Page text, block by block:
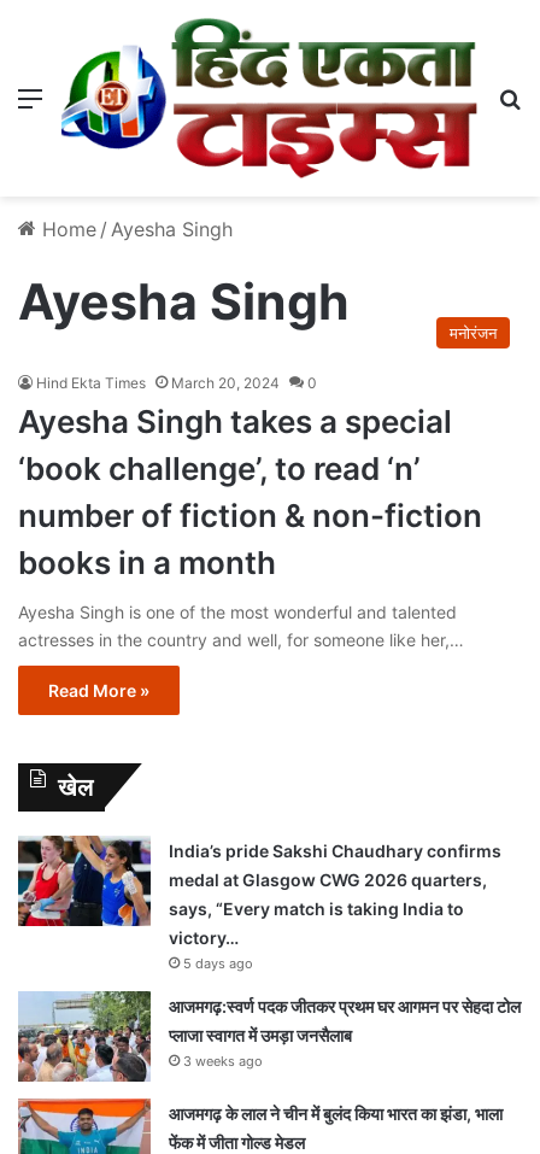
Menu
Home / Ayesha Singh
Ayesha Singh
मनोरंजन
Hind Ekta Times March 20, 2024 0
Ayesha Singh takes a special
‘book challenge’, to read ‘n’
number of fiction & non-fiction
books in a month
Ayesha Singh is one of the most wonderful and talented
actresses in the country and well, for someone like her,…
Read More »
खेल
India’s pride Sakshi Chaudhary confirms
medal at Glasgow CWG 2026 quarters,
says, “Every match is taking India to
victory…
5 days ago
आजमगढ़:स्वर्ण पदक जीतकर प्रथम घर आगमन पर सेहदा टोल
प्लाजा स्वागत में उमड़ा जनसैलाब
3 weeks ago
आजमगढ़ के लाल ने चीन में बुलंद किया भारत का झंडा, भाला
फेंक में जीता गोल्ड मेडल